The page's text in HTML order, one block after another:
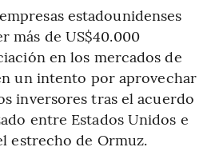
estadounidenses
más de US$40.000
en los mercados de
un intento por aprovechar
inversores tras el acuerdo
entre Estados Unidos e
estrecho de Ormuz.